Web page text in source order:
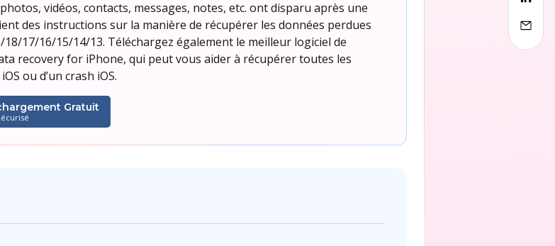
vidéos, contacts, messages, notes, etc. ont disparu après une
des instructions sur la manière de récupérer les données perdues
18/17/16/15/14/13. Téléchargez également le meilleur logiciel de
recovery for iPhone, qui peut vous aider à récupérer toutes les
ou d’un crash iOS.
Gratuit